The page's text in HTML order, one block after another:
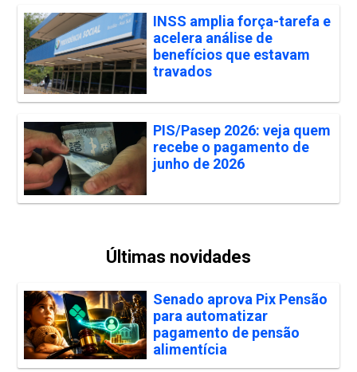
INSS amplia força-tarefa e
acelera análise de
benefícios que estavam
travados
PIS/Pasep 2026: veja quem
recebe o pagamento de
junho de 2026
Últimas novidades
Senado aprova Pix Pensão
para automatizar
pagamento de pensão
alimentícia